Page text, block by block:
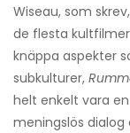
Wiseau, som
de flesta
knäppa aspekter
subkulturer,
helt enkelt vara
meningslös